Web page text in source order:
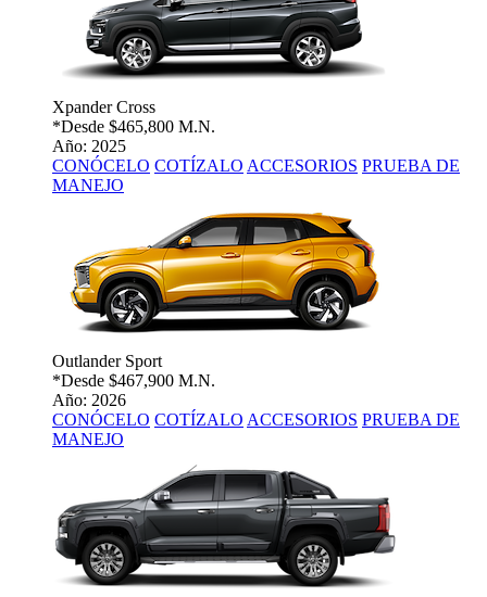
Xpander Cross
*Desde $465,800 M.N.
Año: 2025
CONÓCELO COTÍZALO ACCESORIOS PRUEBA DE
MANEJO
Outlander Sport
*Desde $467,900 M.N.
Año: 2026
CONÓCELO COTÍZALO ACCESORIOS PRUEBA DE
MANEJO